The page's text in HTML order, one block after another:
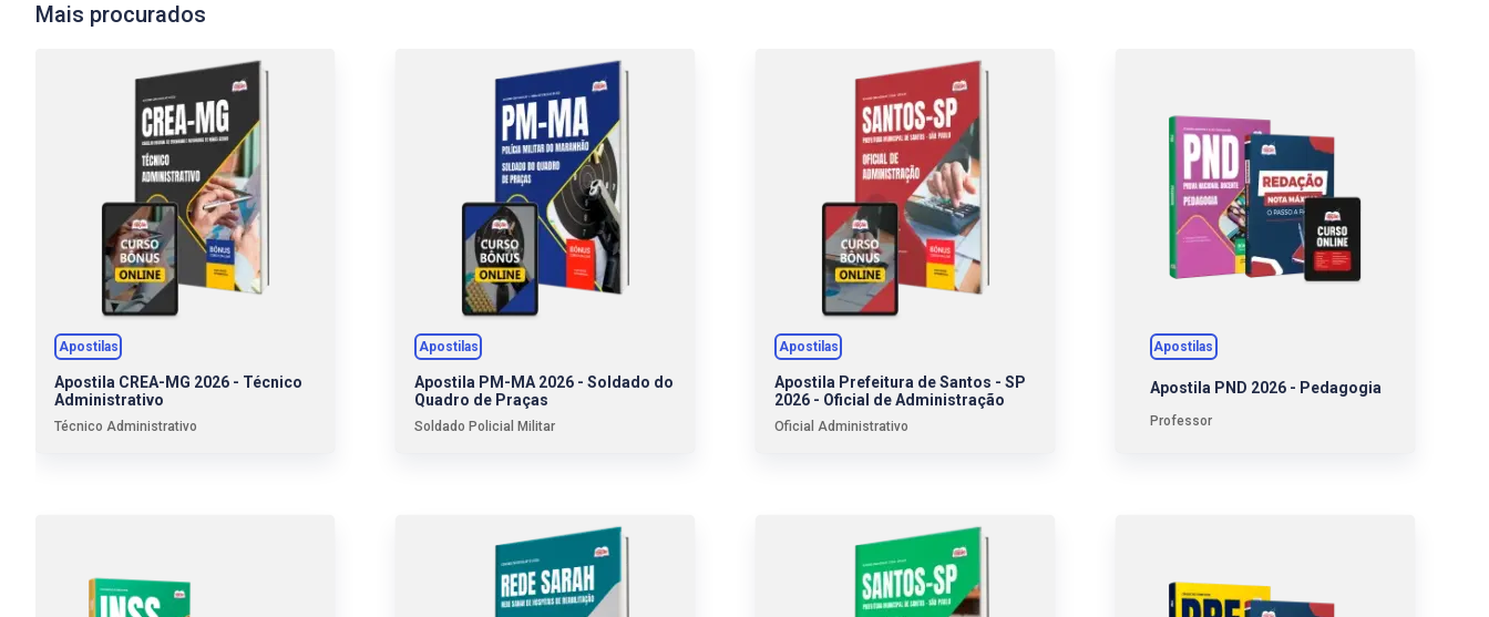
Mais procurados
Apostilas
Apostila CREA-MG 2026 - Técnico
Administrativo
Técnico Administrativo
Apostilas
Apostila PM-MA 2026 - Soldado do
Quadro de Praças
Soldado Policial Militar
Apostilas
Apostila Prefeitura de Santos - SP
2026 - Oficial de Administração
Oficial Administrativo
Apostilas
Apostila PND 2026 - Pedagogia
Professor